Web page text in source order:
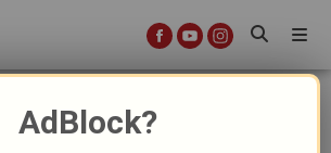
AdBlock?